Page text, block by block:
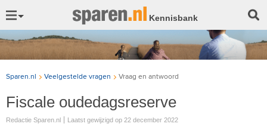
Kennisbank
Sparen.nl Veelgestelde vragen Vraag en antwoord
Fiscale oudedagsreserve
Redactie Sparen.nl Laatst gewijzigd op 22 december 2022